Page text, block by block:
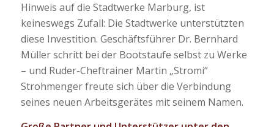
Hinweis auf die Stadtwerke Marburg, ist
keineswegs Zufall: Die Stadtwerke unterstützten
diese Investition. Geschäftsführer Dr. Bernhard
Müller schritt bei der Bootstaufe selbst zu Werke
– und Ruder-Cheftrainer Martin „Stromi“
Strohmenger freute sich über die Verbindung
seines neuen Arbeitsgerätes mit seinem Namen.